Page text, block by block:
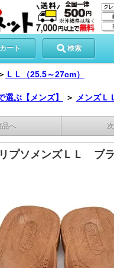
カート 検索
ＬＬ（25.5～27cm）
選ぶ【メンズ】 ＞ メンズＬ
品へ
プソメンズＬＬ ブ